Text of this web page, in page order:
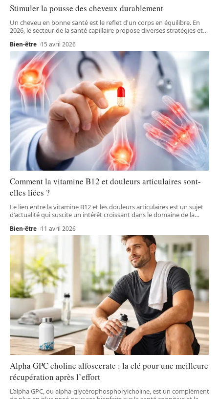
Stimuler la pousse des cheveux durablement
Un cheveu en bonne santé est le reflet d'un corps en équilibre. En
2026, le secteur de la santé capillaire propose diverses stratégies et…
Bien-être 15 avril 2026
Comment la vitamine B12 et douleurs articulaires sont-
elles liées ?
Le lien entre la vitamine B12 et les douleurs articulaires est un sujet
d'actualité qui suscite un intérêt croissant dans le domaine de la…
Bien-être 11 avril 2026
Alpha GPC choline alfoscerate : la clé pour une meilleure
récupération après l’effort
L’alpha GPC, ou alpha-glycérophosphorylcholine, est un complément